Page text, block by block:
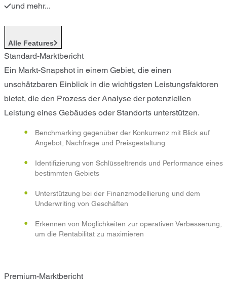
und mehr...
Alle Features
Standard-Marktbericht
Ein Markt-Snapshot in einem Gebiet, die einen
unschätzbaren Einblick in die wichtigsten Leistungsfaktoren
bietet, die den Prozess der Analyse der potenziellen
Leistung eines Gebäudes oder Standorts unterstützen.
Benchmarking gegenüber der Konkurrenz mit Blick auf
Angebot, Nachfrage und Preisgestaltung
Identifizierung von Schlüsseltrends und Performance eines
bestimmten Gebiets
Unterstützung bei der Finanzmodellierung und dem
Underwriting von Geschäften
Erkennen von Möglichkeiten zur operativen Verbesserung,
um die Rentabilität zu maximieren
Premium-Marktbericht